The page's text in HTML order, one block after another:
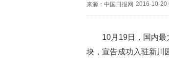
来源：中国日报网 2016-10-20
10月19日，国内
块，宣告成功入驻新川